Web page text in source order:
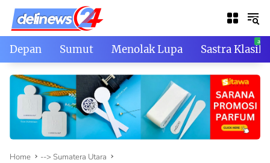
Skip
content
Depan Sumut Menolak Lupa Sastra Klasik
Home --> Sumatera Utara